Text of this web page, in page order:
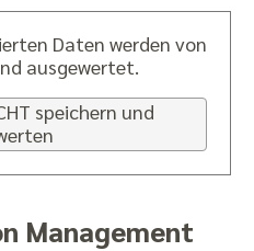
Daten werden von
ausgewertet.
speichern und
Management